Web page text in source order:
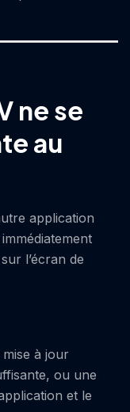
ne se
au
application
l’écran de
à jour
ou une
et le